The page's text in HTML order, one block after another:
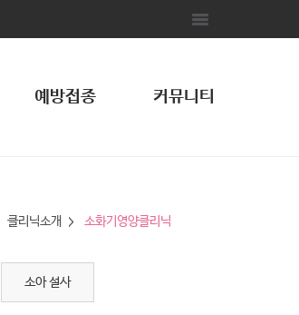
예방접종 커뮤니티
클리닉소개 소화기영양클리닉
소아 설사